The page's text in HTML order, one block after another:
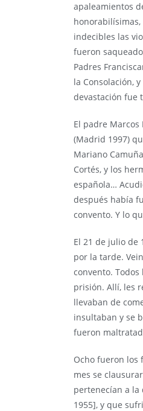
apaleamientos
indecibles las
fueron
Padres
la Consolación,
devastación fue
El padre Marcos
(Madrid 1997)
Mariano
Cortés, y los
española…
después había
convento. Y lo
El 21 de julio de
por la tarde.
convento.
prisión. Allí, les
llevaban de
insultaban y se
fueron
Ocho fueron los
mes se
pertenecían a la
1955], y que